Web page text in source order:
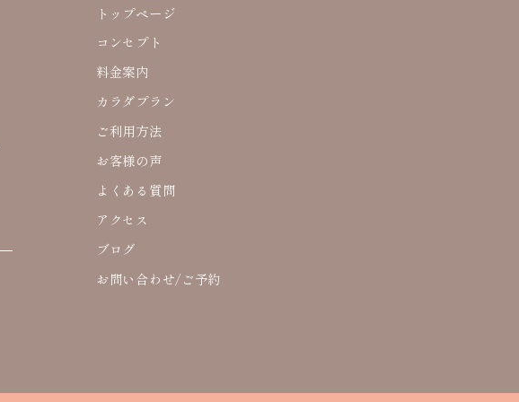
トップページ
コンセプト
料金案内
カラダプラン
ご利用方法
お客様の声
よくある質問
アクセス
ブログ
お問い合わせ/ご予約